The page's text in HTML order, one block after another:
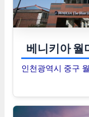
베니키아 월
인천광역시 중구